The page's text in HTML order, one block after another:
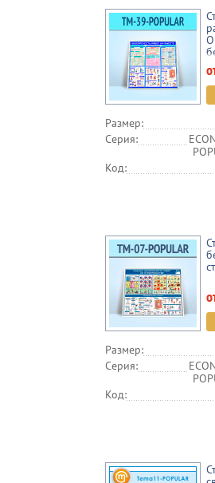
Размер:
Серия:
Код:
Размер:
Серия:
Код: